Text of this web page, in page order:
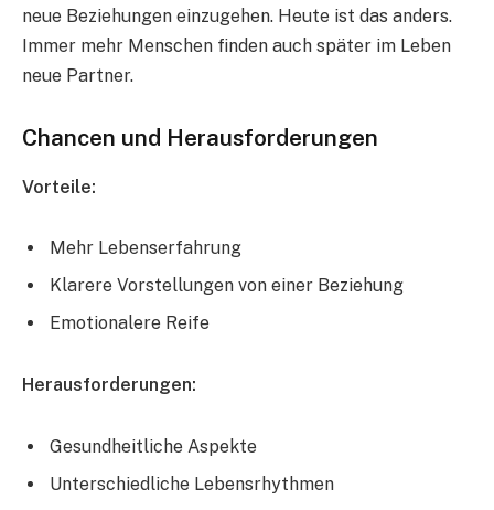
neue Beziehungen einzugehen. Heute ist das anders.
Immer mehr Menschen finden auch später im Leben
neue Partner.
Chancen und Herausforderungen
Vorteile:
Mehr Lebenserfahrung
Klarere Vorstellungen von einer Beziehung
Emotionalere Reife
Herausforderungen:
Gesundheitliche Aspekte
Unterschiedliche Lebensrhythmen